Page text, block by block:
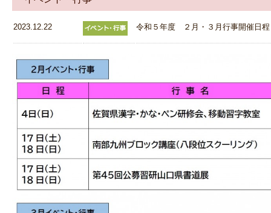
2023.12.22 令和５年度 ２月・３月行事開催日程